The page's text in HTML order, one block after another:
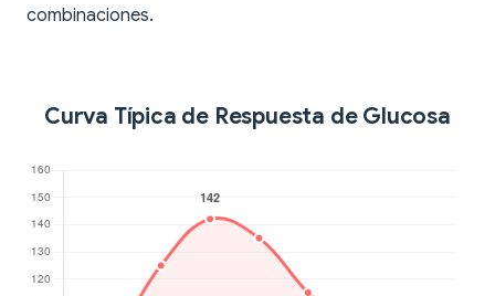
combinaciones.
Curva Típica de Respuesta de Glucosa